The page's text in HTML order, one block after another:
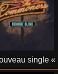
single «